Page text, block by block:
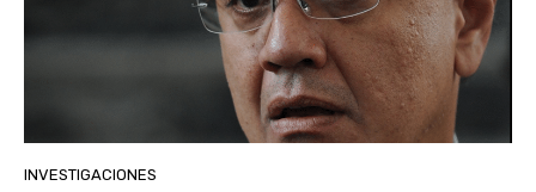
INVESTIGACIONES